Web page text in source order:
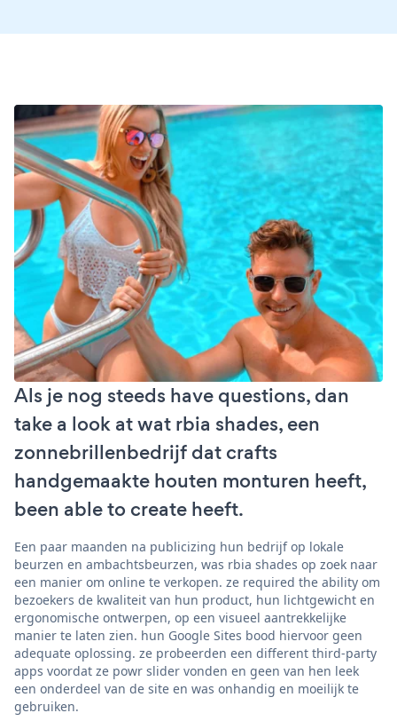
Als je nog steeds have questions, dan
take a look at wat rbia shades, een
zonnebrillenbedrijf dat crafts
handgemaakte houten monturen heeft,
been able to create heeft.
Een paar maanden na publicizing hun bedrijf op lokale
beurzen en ambachtsbeurzen, was rbia shades op zoek naar
een manier om online te verkopen. ze required the ability om
bezoekers de kwaliteit van hun product, hun lichtgewicht en
ergonomische ontwerpen, op een visueel aantrekkelijke
manier te laten zien. hun Google Sites bood hiervoor geen
adequate oplossing. ze probeerden een different third-party
apps voordat ze powr slider vonden en geen van hen leek
een onderdeel van de site en was onhandig en moeilijk te
gebruiken.